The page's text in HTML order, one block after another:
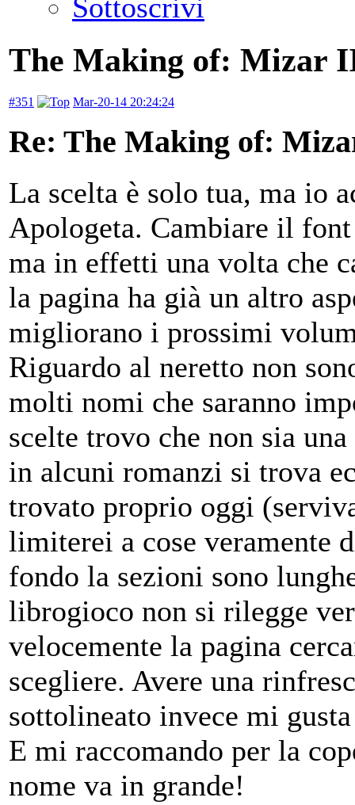
Sottoscrivi
The Making of: Mizar
#351 Mar-20-14 20:24:24
Re: The Making of:
La scelta è solo tua, ma io
Apologeta. Cambiare il
ma in effetti una volta che
la pagina ha già un altro
migliorano i prossimi
Riguardo al neretto non
molti nomi che saranno
scelte trovo che non sia
in alcuni romanzi si trova
trovato proprio oggi
limiterei a cose
fondo la sezioni sono
librogioco non si rilegge
velocemente la pagina
scegliere. Avere una
sottolineato invece mi
E mi raccomando per la
nome va in grande!